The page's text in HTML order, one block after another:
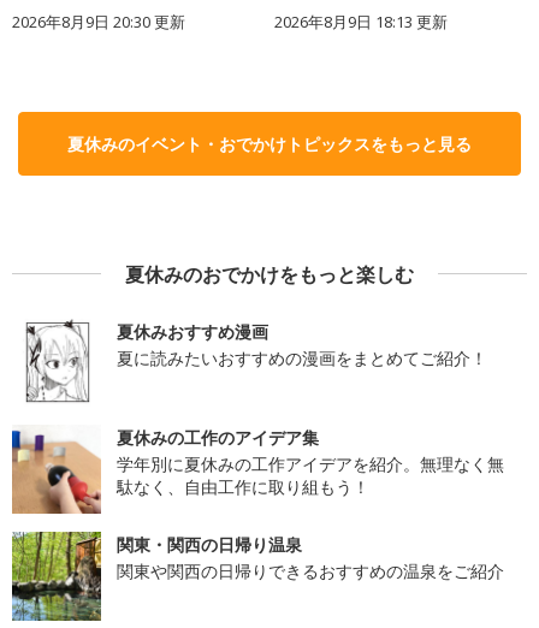
2026年8月9日 20:30更新 2026年8月9日 18:13 更新
夏休みのイベント・おでかけトピックスをもっと見る
夏休みのおでかけをもっと楽しむ
夏休みおすすめ漫画
夏に読みたいおすすめの漫画をまとめてご紹介！
夏休みの工作のアイデア集
学年別に夏休みの工作アイデアを紹介。無理なく無
駄なく、自由工作に取り組もう！
関東・関西の日帰り温泉
関東や関西の日帰りできるおすすめの温泉をご紹介